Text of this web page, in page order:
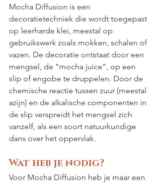
Mocha Diffusion is een
decoratietechniek die wordt toegepast
op leerharde klei, meestal op
gebruikswerk zoals mokken, schalen of
vazen. De decoratie ontstaat door een
mengsel, de “mocha juice”, op een
slip of engobe te druppelen. Door de
chemische reactie tussen zuur (meestal
azijn) en de alkalische componenten in
de slip verspreidt het mengsel zich
vanzelf, als een soort natuurkundige
dans over het oppervlak.
Wat heb je nodig?
Voor Mocha Diffusion heb je maar een